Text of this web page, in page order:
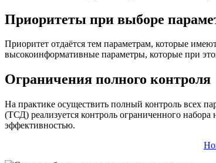
Приоритеты при выборе
Приоритет отдаётся тем параметрам, которые
высокоинформативные параметры, которые при
Ограничения полного контроля
На практике осуществить полный контроль всех
(ТСД) реализуется контроль ограниченного
эффективностью.